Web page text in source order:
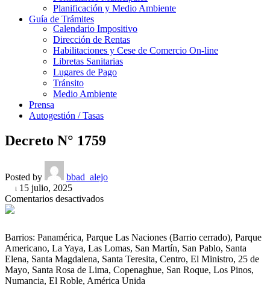
Planificación y Medio Ambiente
Guía de Trámites
Calendario Impositivo
Dirección de Rentas
Habilitaciones y Cese de Comercio On-line
Libretas Sanitarias
Lugares de Pago
Tránsito
Medio Ambiente
Prensa
Autogestión / Tasas
Decreto N° 1759
Posted by
bbad_alejo
On 15 julio, 2025
Comentarios desactivadosen
Barrios: Panamérica, Parque Las Naciones (Barrio cerrado), Parque
Americano, La Yaya, Las Lomas, San Martín, San Pablo, Santa
Elena, Santa Magdalena, Santa Teresita, Centro, El Ministro, 25 de
Mayo, Santa Rosa de Lima, Copenaghue, San Roque, Los Pinos,
Numancia, El Roble, América Unida